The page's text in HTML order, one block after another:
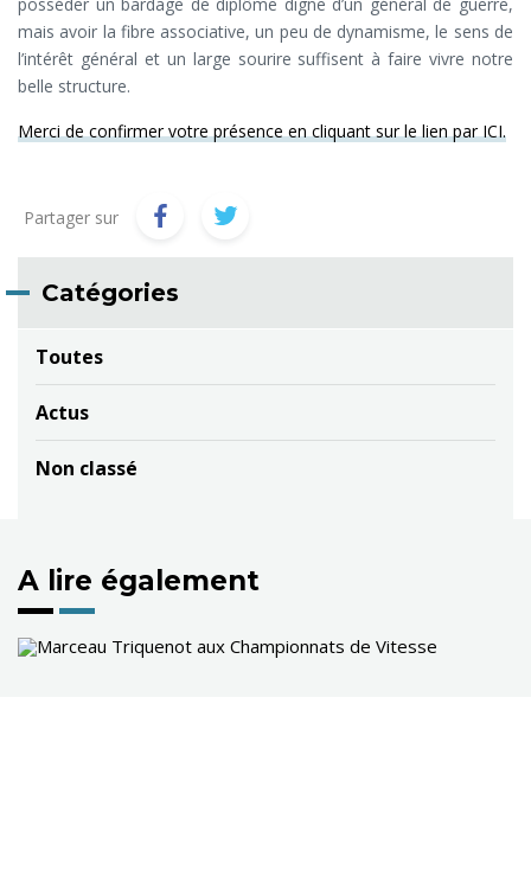
mais avoir la fibre associative, un peu de dynamisme, le sens de
l’intérêt général et un large sourire suffisent à faire vivre notre
belle structure.
Merci de confirmer votre présence en cliquant sur le lien par ICI.
Partager sur
Catégories
Toutes
Actus
Non classé
A lire également